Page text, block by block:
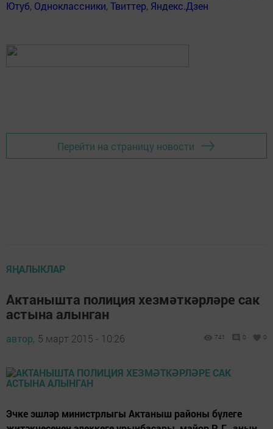
Ютуб, Одноклассники,Твиттер, Яндекс.Дзен
Перейти на страницу новости
ЯҢАЛЫКЛАР
Актанышта полиция хезмәткәрләре сак
астына алынган
автор, 5 март 2015 - 10:26 741 0 0
Эчке эшләр министрлыгы Актаныш районы бүлеге